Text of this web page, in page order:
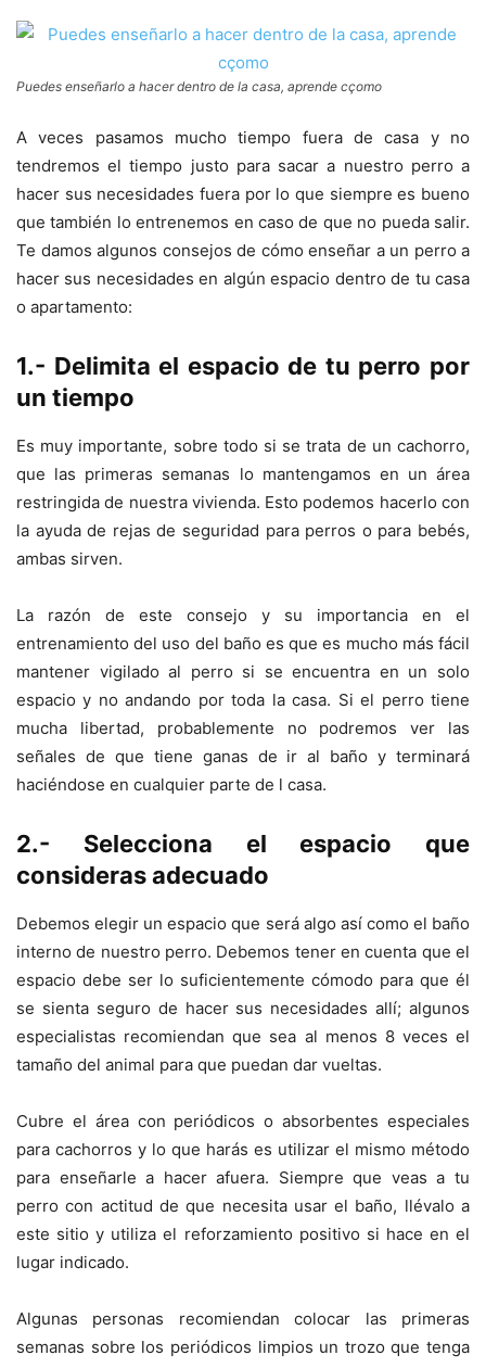
Puedes enseñarlo a hacer dentro de la casa, aprende cçomo
A veces pasamos mucho tiempo fuera de casa y no
tendremos el tiempo justo para sacar a nuestro perro a
hacer sus necesidades fuera por lo que siempre es bueno
que también lo entrenemos en caso de que no pueda salir.
Te damos algunos consejos de cómo enseñar a un perro a
hacer sus necesidades en algún espacio dentro de tu casa
o apartamento:
1.- Delimita el espacio de tu perro por
un tiempo
Es muy importante, sobre todo si se trata de un cachorro,
que las primeras semanas lo mantengamos en un área
restringida de nuestra vivienda. Esto podemos hacerlo con
la ayuda de rejas de seguridad para perros o para bebés,
ambas sirven.
La razón de este consejo y su importancia en el
entrenamiento del uso del baño es que es mucho más fácil
mantener vigilado al perro si se encuentra en un solo
espacio y no andando por toda la casa. Si el perro tiene
mucha libertad, probablemente no podremos ver las
señales de que tiene ganas de ir al baño y terminará
haciéndose en cualquier parte de l casa.
2.- Selecciona el espacio que
consideras adecuado
Debemos elegir un espacio que será algo así como el baño
interno de nuestro perro. Debemos tener en cuenta que el
espacio debe ser lo suficientemente cómodo para que él
se sienta seguro de hacer sus necesidades allí; algunos
especialistas recomiendan que sea al menos 8 veces el
tamaño del animal para que puedan dar vueltas.
Cubre el área con periódicos o absorbentes especiales
para cachorros y lo que harás es utilizar el mismo método
para enseñarle a hacer afuera. Siempre que veas a tu
perro con actitud de que necesita usar el baño, llévalo a
este sitio y utiliza el reforzamiento positivo si hace en el
lugar indicado.
Algunas personas recomiendan colocar las primeras
semanas sobre los periódicos limpios un trozo que tenga